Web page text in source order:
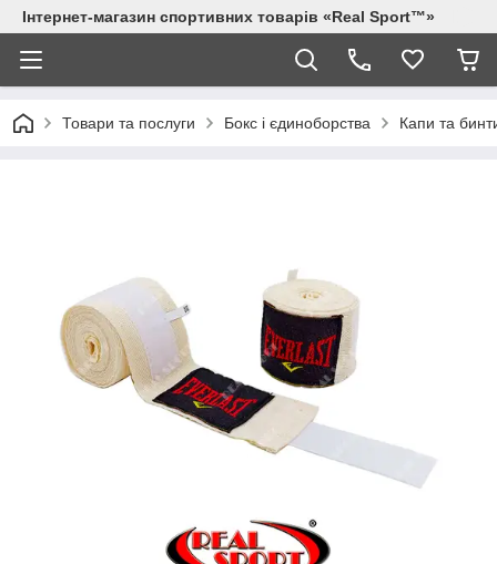
Інтернет-магазин спортивних товарів «Real Sport™»
Товари та послуги Бокс і єдиноборства Капи та